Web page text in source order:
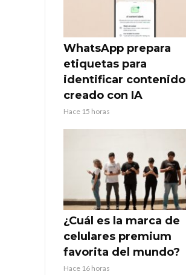
WhatsApp prepara
etiquetas para
identificar contenido
creado con IA
Hace 15 horas
¿Cuál es la marca de
celulares premium
favorita del mundo?
Hace 16 horas